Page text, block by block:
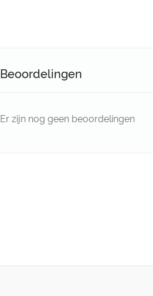
Beoordelingen
Er zijn nog geen beoordelingen